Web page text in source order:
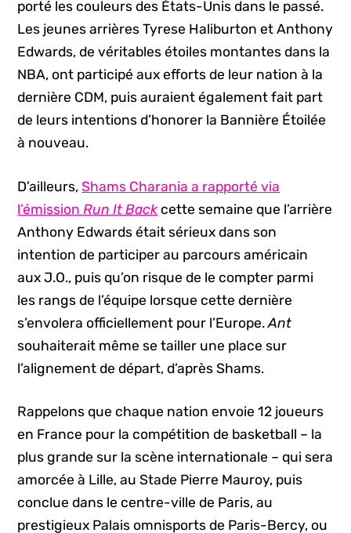
porté les couleurs des États-Unis dans le passé.
Les jeunes arrières Tyrese Haliburton et Anthony
Edwards, de véritables étoiles montantes dans la
NBA, ont participé aux efforts de leur nation à la
dernière CDM, puis auraient également fait part
de leurs intentions d’honorer la Bannière Étoilée
à nouveau.
D’ailleurs,Shams Charania a rapporté via
l’émission Run It Back cette semaine que l’arrière
Anthony Edwards était sérieux dans son
intention de participer au parcours américain
aux J.O., puis qu’on risque de le compter parmi
les rangs de l’équipe lorsque cette dernière
s’envolera officiellement pour l’Europe.Ant
souhaiterait même se tailler une place sur
l’alignement de départ, d’après Shams.
Rappelons que chaque nation envoie 12 joueurs
en France pour la compétition de basketball – la
plus grande sur la scène internationale – qui sera
amorcée à Lille, au Stade Pierre Mauroy, puis
conclue dans le centre-ville de Paris, au
prestigieux Palais omnisports de Paris-Bercy, ou